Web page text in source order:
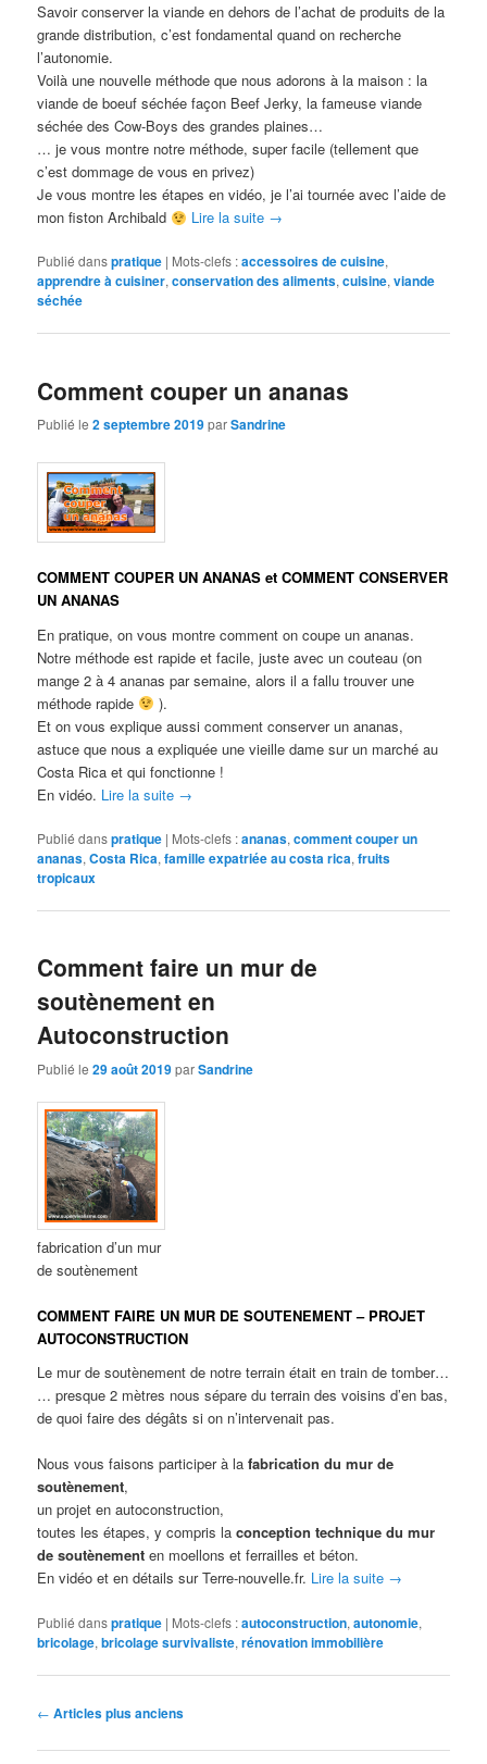
Savoir conserver la viande en dehors de l’achat de produits de la
grande distribution, c’est fondamental quand on recherche
l’autonomie.
Voilà une nouvelle méthode que nous adorons à la maison : la
viande de boeuf séchée façon Beef Jerky, la fameuse viande
séchée des Cow-Boys des grandes plaines…
… je vous montre notre méthode, super facile (tellement que
c’est dommage de vous en privez)
Je vous montre les étapes en vidéo, je l’ai tournée avec l’aide de
mon fiston Archibald
Lire la suite →
Publié danspratique | Mots-clefs :accessoires de cuisine,
apprendre à cuisiner,conservation des aliments,cuisine,viande
séchée
Comment couper un ananas
Publié le2 septembre 2019parSandrine
COMMENT COUPER UN ANANAS et COMMENT CONSERVER
UN ANANAS
En pratique, on vous montre comment on coupe un ananas.
Notre méthode est rapide et facile, juste avec un couteau (on
mange 2 à 4 ananas par semaine, alors il a fallu trouver une
méthode rapide
).
Et on vous explique aussi comment conserver un ananas,
astuce que nous a expliquée une vieille dame sur un marché au
Costa Rica et qui fonctionne !
En vidéo. Lire la suite →
Publié danspratique | Mots-clefs :ananas,comment couper un
ananas,Costa Rica,famille expatriée au costa rica,fruits
tropicaux
Comment faire un mur de
soutènement en
Autoconstruction
Publié le29 août 2019parSandrine
fabrication d’un mur
de soutènement
COMMENT FAIRE UN MUR DE SOUTENEMENT – PROJET
AUTOCONSTRUCTION
Le mur de soutènement de notre terrain était en train de tomber…
… presque 2 mètres nous sépare du terrain des voisins d’en bas,
de quoi faire des dégâts si on n’intervenait pas.
Nous vous faisons participer à lafabrication du mur de
soutènement,
un projet en autoconstruction,
toutes les étapes, y compris laconception technique du mur
de soutènement en moellons et ferrailles et béton.
En vidéo et en détails sur Terre-nouvelle.fr. Lire la suite →
Publié danspratique | Mots-clefs :autoconstruction,autonomie,
bricolage,bricolage survivaliste,rénovation immobilière
Navigation des articles
← Articles plus anciens